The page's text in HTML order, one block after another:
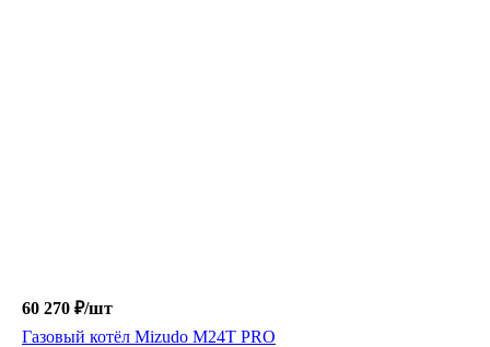
60 270 ₽/шт
Газовый котёл Mizudo M24T PRO